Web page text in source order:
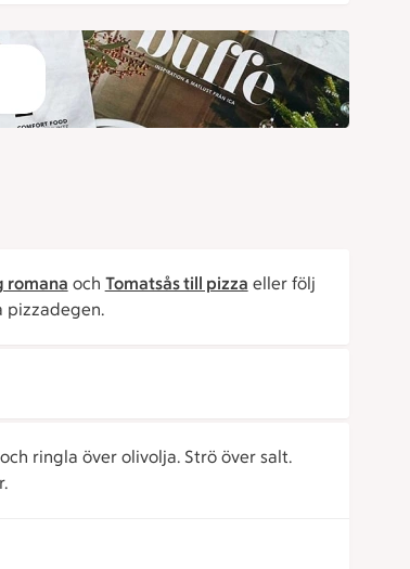
romana och Tomatsås till pizza eller följ
pizzadegen.
ringla över olivolja. Strö över salt.